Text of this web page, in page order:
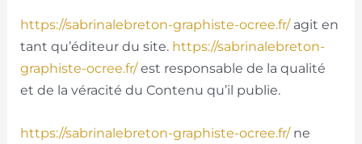
https://sabrinalebreton-graphiste-ocree.fr/agit en
tant qu’éditeur du site. https://sabrinalebreton-
graphiste-ocree.fr/est responsable de la qualité
et de la véracité du Contenu qu’il publie.
https://sabrinalebreton-graphiste-ocree.fr/ne